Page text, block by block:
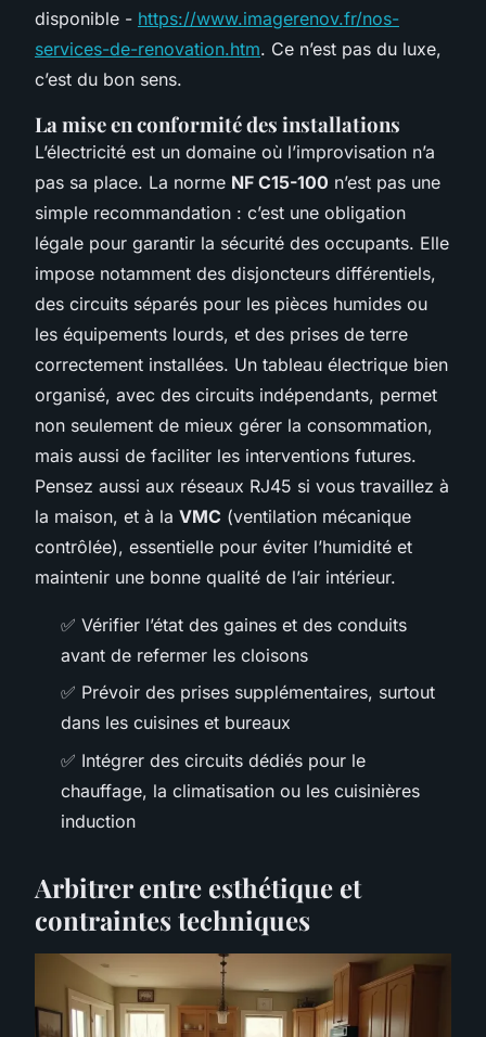
disponible - https://www.imagerenov.fr/nos-
services-de-renovation.htm. Ce n’est pas du luxe,
c’est du bon sens.
La mise en conformité des installations
L’électricité est un domaine où l’improvisation n’a
pas sa place. La norme NF C15-100 n’est pas une
simple recommandation : c’est une obligation
légale pour garantir la sécurité des occupants. Elle
impose notamment des disjoncteurs différentiels,
des circuits séparés pour les pièces humides ou
les équipements lourds, et des prises de terre
correctement installées. Un tableau électrique bien
organisé, avec des circuits indépendants, permet
non seulement de mieux gérer la consommation,
mais aussi de faciliter les interventions futures.
Pensez aussi aux réseaux RJ45 si vous travaillez à
la maison, et à la VMC (ventilation mécanique
contrôlée), essentielle pour éviter l’humidité et
maintenir une bonne qualité de l’air intérieur.
✅ Vérifier l’état des gaines et des conduits
avant de refermer les cloisons
✅ Prévoir des prises supplémentaires, surtout
dans les cuisines et bureaux
✅ Intégrer des circuits dédiés pour le
chauffage, la climatisation ou les cuisinières
induction
Arbitrer entre esthétique et
contraintes techniques